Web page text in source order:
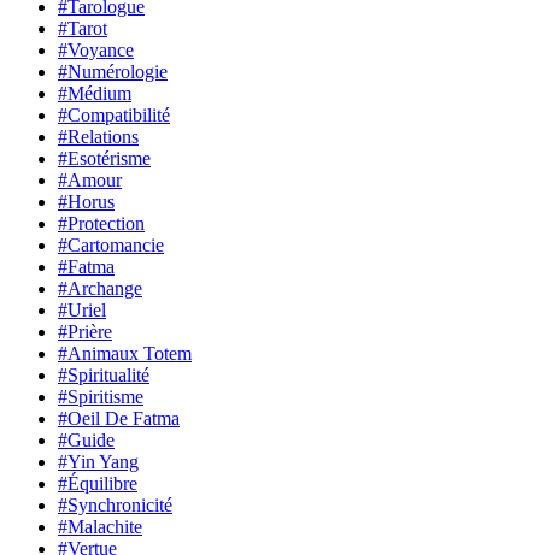
#Tarologue
#Tarot
#Voyance
#Numérologie
#Médium
#Compatibilité
#Relations
#Esotérisme
#Amour
#Horus
#Protection
#Cartomancie
#Fatma
#Archange
#Uriel
#Prière
#Animaux Totem
#Spiritualité
#Spiritisme
#Oeil De Fatma
#Guide
#Yin Yang
#Équilibre
#Synchronicité
#Malachite
#Vertue